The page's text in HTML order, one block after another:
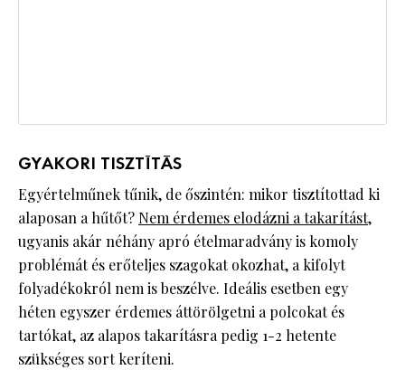
GYAKORI TISZTÍTÁS
Egyértelműnek tűnik, de őszintén: mikor tisztítottad ki
alaposan a hűtőt? Nem érdemes elodázni a takarítást,
ugyanis akár néhány apró ételmaradvány is komoly
problémát és erőteljes szagokat okozhat, a kifolyt
folyadékokról nem is beszélve. Ideális esetben egy
héten egyszer érdemes áttörölgetni a polcokat és
tartókat, az alapos takarításra pedig 1-2 hetente
szükséges sort keríteni.